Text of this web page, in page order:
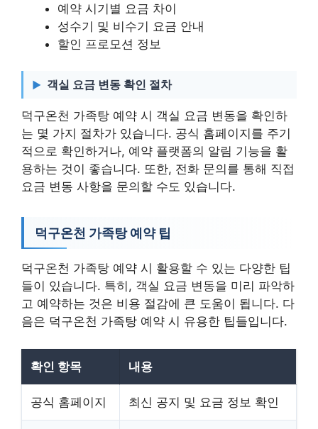
예약 시기별 요금 차이
성수기 및 비수기 요금 안내
할인 프로모션 정보
객실 요금 변동 확인 절차
덕구온천 가족탕 예약 시 객실 요금 변동을 확인하
는 몇 가지 절차가 있습니다. 공식 홈페이지를 주기
적으로 확인하거나, 예약 플랫폼의 알림 기능을 활
용하는 것이 좋습니다. 또한, 전화 문의를 통해 직접
요금 변동 사항을 문의할 수도 있습니다.
덕구온천 가족탕 예약 팁
덕구온천 가족탕 예약 시 활용할 수 있는 다양한 팁
들이 있습니다. 특히, 객실 요금 변동을 미리 파악하
고 예약하는 것은 비용 절감에 큰 도움이 됩니다. 다
음은 덕구온천 가족탕 예약 시 유용한 팁들입니다.
확인 항목 내용
공식 홈페이지 최신 공지 및 요금 정보 확인